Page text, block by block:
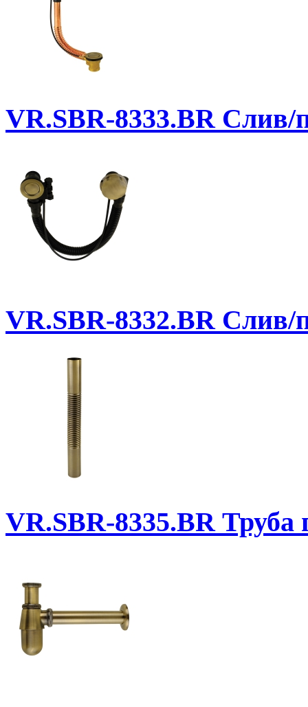
VR.SBR-8333.BRСлив/
VR.SBR-8332.BRСлив/
VR.SBR-8335.BRТруба